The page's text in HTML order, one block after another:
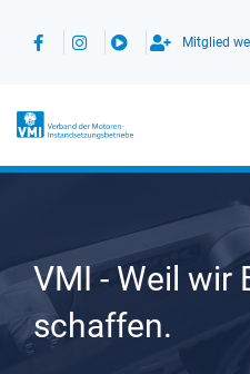
Inhalt
Mitglied
VMI - Weil wir
schaffen.